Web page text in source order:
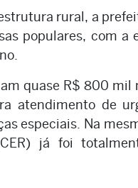
rural, a
populares, com
quase R$ 800
atendimento de
especiais. Na
já foi